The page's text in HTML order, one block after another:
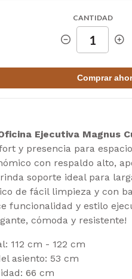
CANTIDAD
Comprar
Ejecutiva Magnus
y presencia para
con respaldo alto,
soporte ideal para
de fácil limpieza y con
funcionalidad y estilo
cómoda y resistente!
112 cm - 122 cm
asiento: 53 cm
66 cm